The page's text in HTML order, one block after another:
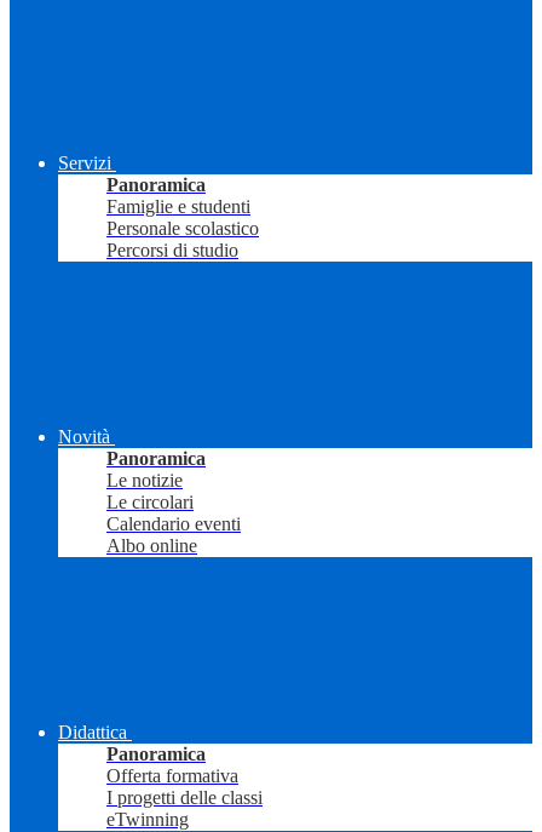
Servizi
Panoramica
Famiglie e studenti
Personale scolastico
Percorsi di studio
Novità
Panoramica
Le notizie
Le circolari
Calendario eventi
Albo online
Didattica
Panoramica
Offerta formativa
I progetti delle classi
eTwinning